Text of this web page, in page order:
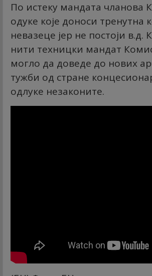
По истеку мандата чланова
одуке које доноси тренутна
невазеце јер не постоји в.д.
нити техницки мандат
могло да доведе до нових
тужби од стране
одлуке незаконите.